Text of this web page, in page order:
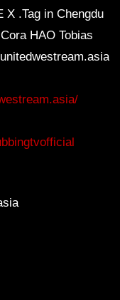
X .Tag in Chengdu
HAO Tobias